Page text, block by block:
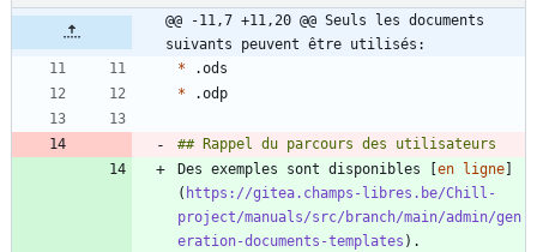
@@ -11,7 +11,20 @@ Seuls les documents
suivants peuvent être utilisés:
*
*
Des exemples sont disponibles [ en ligne
( https://gitea.champs-libres.be/Chill-
project/manuals/src/branch/main/admin/gen
eration-documents-templates